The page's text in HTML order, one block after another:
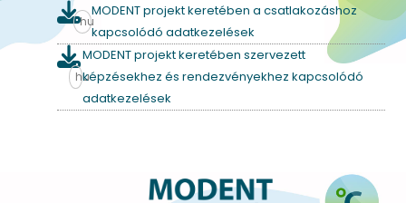
hu
MODENT projekt keretében a csatlakozáshoz
kapcsolódó adatkezelések
hu
MODENT projekt keretében szervezett
képzésekhez és rendezvényekhez kapcsolódó
adatkezelések